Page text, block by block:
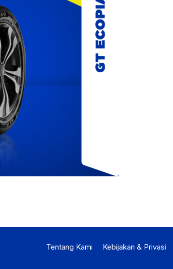
Tentang Kami Kebijakan & Privasi